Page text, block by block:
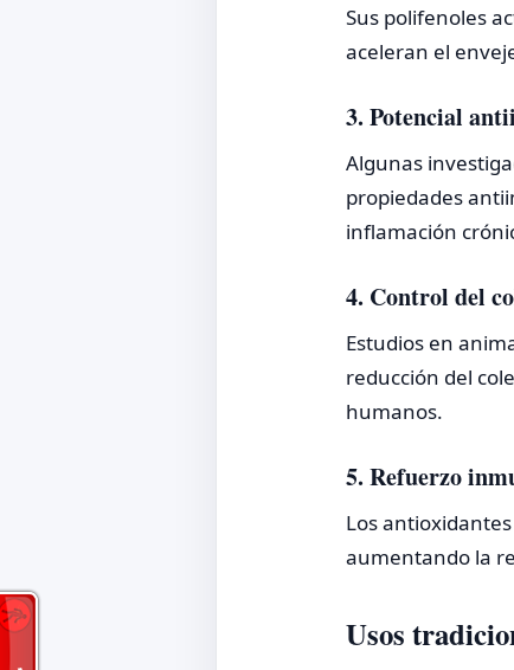
Sus polifenoles
aceleran el
3. Potencial
Algunas
propiedades
inflamación
4. Control del
Estudios en
reducción del
humanos.
5. Refuerzo
Los
aumentando la
Usos